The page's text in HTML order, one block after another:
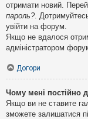
отримати новий.
пароль?.
увійти на форум.
Якщо не вдалося
адміністратором
Догори
Чому мені постійно
Якщо ви не ставите
зможете залишатися